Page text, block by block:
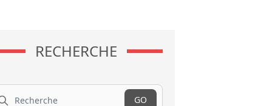
RECHERCHE
GO